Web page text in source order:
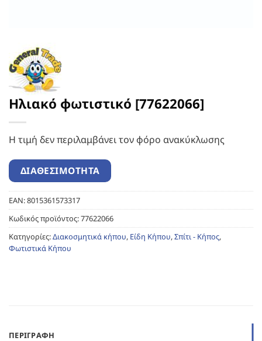
Ηλιακό φωτιστικό [77622066]
Η τιμή δεν περιλαμβάνει τον φόρο ανακύκλωσης
EAN:8015361573317
Κωδικός προϊόντος:77622066
Κατηγορίες:Διακοσμητικά κήπου, Είδη Κήπου,Σπίτι - Κήπος,
Φωτιστικά Κήπου
ΠΕΡΙΓΡΑΦΉ